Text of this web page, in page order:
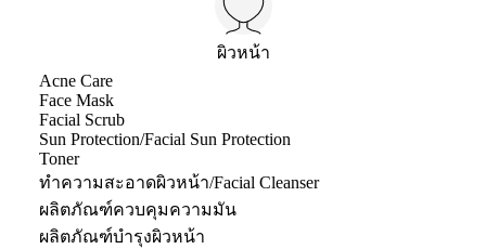
ผิวหน้า
Acne Care
Face Mask
Facial Scrub
Sun Protection/Facial Sun Protection
Toner
ทำความสะอาดผิวหน้า/Facial Cleanser
ผลิตภัณฑ์ควบคุมความมัน
ผลิตภัณฑ์บำรุงผิวหน้า